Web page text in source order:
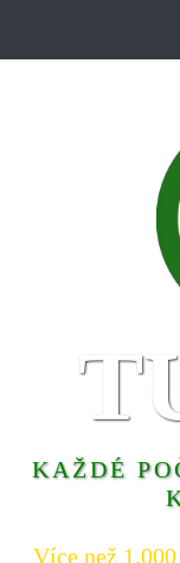
KAŽDÉ
Více než